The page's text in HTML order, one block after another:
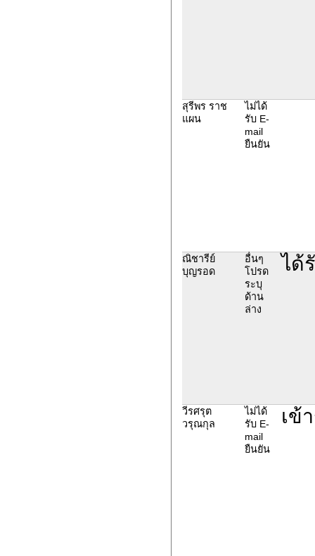
สุรีพร ราช
แผน
ไม่ได้
รับ E-
mail
ยืนยัน
ณิชารีย์
บุญรอด
อื่นๆ
โปรด
ระบุ
ด้าน
ล่าง
ได้
วีรศรุต
วรุณกุล
ไม่ได้
รับ E-
mail
ยืนยัน
เข้